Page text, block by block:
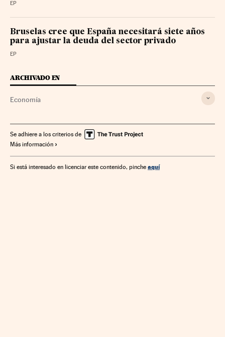
EP
Bruselas cree que España necesitará siete años
para ajustar la deuda del sector privado
EP
ARCHIVADO EN
Economía
Se adhiere a los criterios de
Más información
Si está interesado en licenciar este contenido, pinche aquí